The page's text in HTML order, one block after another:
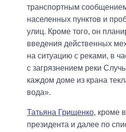
транспортным
населенных пунктов и
улиц. Кроме того, он
введения действенных
на ситуацию с реками, в
с загрязнением реки
каждом доме из крана
вода».
Татьяна Грищенко, кроме
президента и далее по